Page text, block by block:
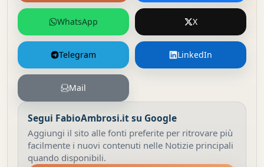
WhatsApp X
Telegram LinkedIn
Mail
Segui FabioAmbrosi.it su Google
Aggiungi il sito alle fonti preferite per ritrovare più
facilmente i nuovi contenuti nelle Notizie principali
quando disponibili.